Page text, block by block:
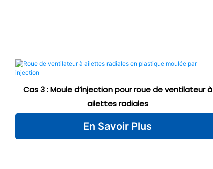
Cas 3 : Moule d’injection pour roue de ventilateur à
ailettes radiales
En Savoir Plus